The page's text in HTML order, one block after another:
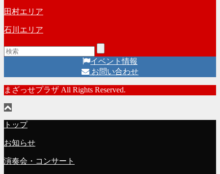
田村エリア
石川エリア
イベント情報
お問い合わせ
まざっせプラザ All Rights Reserved.
トップ
お知らせ
演奏会・コンサート